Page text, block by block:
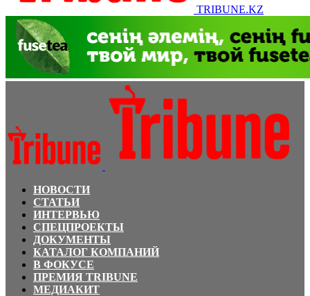
TRIBUNE.KZ
НОВОСТИ
СТАТЬИ
ИНТЕРВЬЮ
СПЕЦПРОЕКТЫ
ДОКУМЕНТЫ
КАТАЛОГ КОМПАНИЙ
В ФОКУСЕ
ПРЕМИЯ TRIBUNE
МЕДИАКИТ